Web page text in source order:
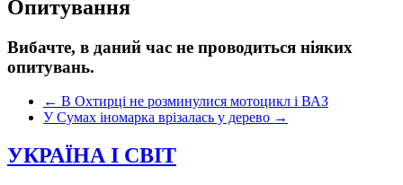
Опитування
Вибачте, в даний час не проводиться ніяких
опитувань.
← В Охтирці не розминулися мотоцикл і ВАЗ
У Сумах іномарка врізалась у дерево →
УКРАЇНА І СВІТ